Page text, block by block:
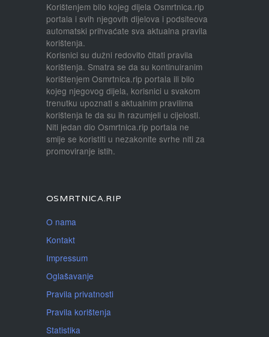
Korištenjem bilo kojeg dijela Osmrtnica.rip
portala i svih njegovih dijelova i podsiteova
automatski prihvaćate sva aktualna pravila
korištenja.
Korisnici su dužni redovito čitati pravila
korištenja. Smatra se da su kontinuiranim
korištenjem Osmrtnica.rip portala ili bilo
kojeg njegovog dijela, korisnici u svakom
trenutku upoznati s aktualnim pravilima
korištenja te da su ih razumjeli u cijelosti.
Niti jedan dio Osmrtnica.rip portala ne
smije se koristiti u nezakonite svrhe niti za
promoviranje istih.
OSMRTNICA.RIP
O nama
Kontakt
Impressum
Oglašavanje
Pravila privatnosti
Pravila korištenja
Statistika